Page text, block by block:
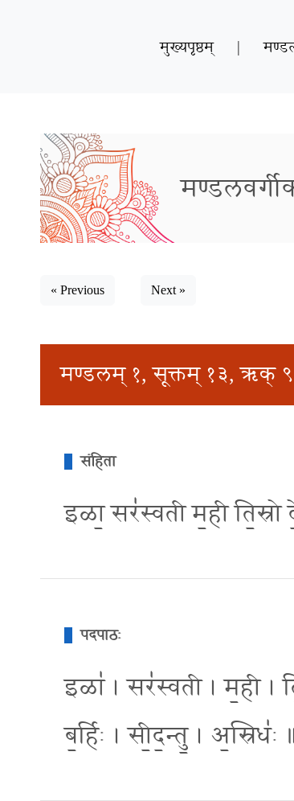
मुख्यपृष्ठम् |
« Previous Next »
मण्डलम् १, सूक्तम् १३, ऋक् ९
संहिता
इळा॒ सर॑स्वती म॒ही ति॒स्रो
पदपाठः
इळा॑ । सर॑स्वती । म॒ही ।
ब॒र्हिः । सी॒द॒न्तु॒ । अ॒स्रिधः॑ ॥